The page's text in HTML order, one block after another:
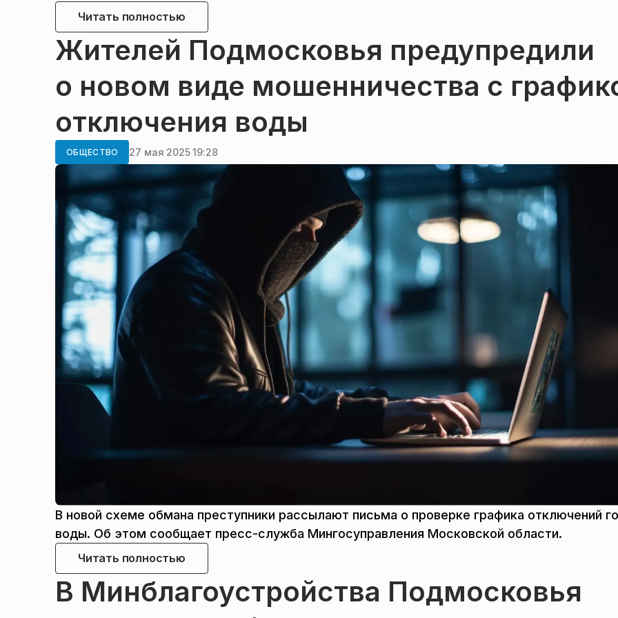
Читать полностью
Жителей Подмосковья предупредили
о новом виде мошенничества с
отключения воды
ОБЩЕСТВО 27 мая 2025 19:28
В новой схеме обмана преступники рассылают письма о проверке графика отключений
воды. Об этом сообщает пресс-служба Мингосуправления Московской области.
Читать полностью
В Минблагоустройства Подмосковья